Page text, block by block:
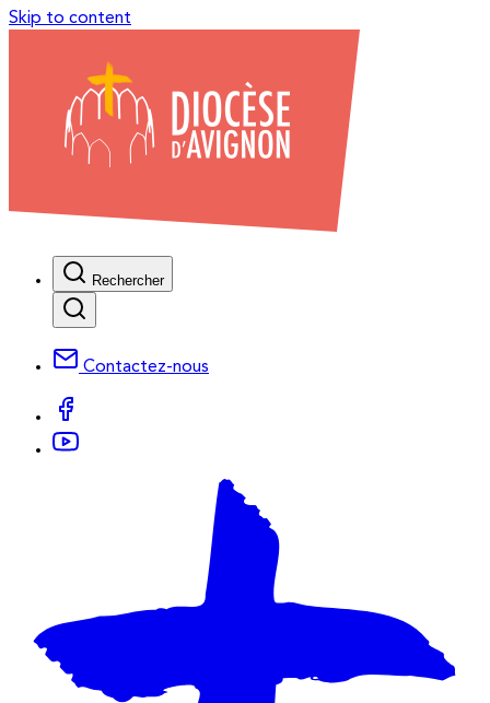
Skip to content
Rechercher
Contactez-nous